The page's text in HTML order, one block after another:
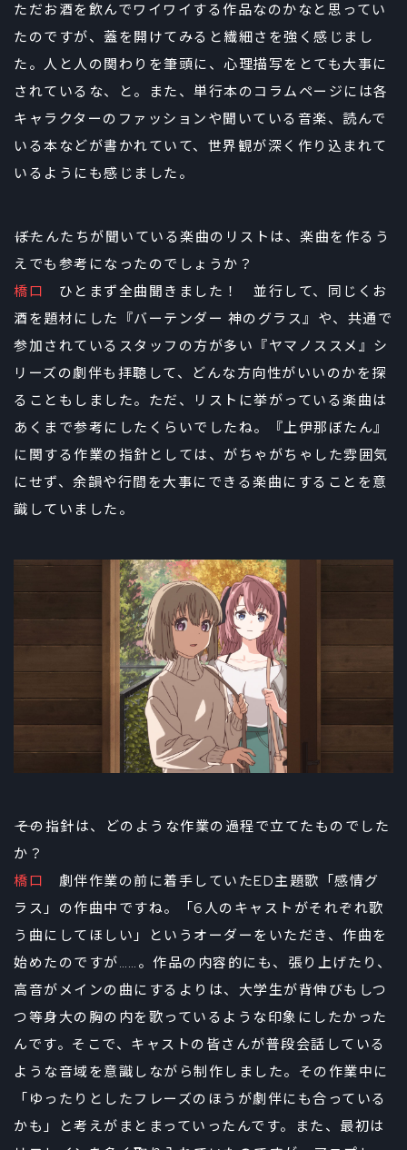
ただお酒を飲んでワイワイする作品なのかなと思ってい
たのですが、蓋を開けてみると繊細さを強く感じまし
た。人と人の関わりを筆頭に、心理描写をとても大事に
されているな、と。また、単行本のコラムページには各
キャラクターのファッションや聞いている音楽、読んで
いる本などが書かれていて、世界観が深く作り込まれて
いるようにも感じました。
――ぼたんたちが聞いている楽曲のリストは、楽曲を作るう
えでも参考になったのでしょうか？
橋口 ひとまず全曲聞きました！ 並行して、同じくお
酒を題材にした『バーテンダー 神のグラス』や、共通で
参加されているスタッフの方が多い『ヤマノススメ』シ
リーズの劇伴も拝聴して、どんな方向性がいいのかを探
ることもしました。ただ、リストに挙がっている楽曲は
あくまで参考にしたくらいでしたね。『上伊那ぼたん』
に関する作業の指針としては、がちゃがちゃした雰囲気
にせず、余韻や行間を大事にできる楽曲にすることを意
識していました。
――その指針は、どのような作業の過程で立てたものでした
か？
橋口 劇伴作業の前に着手していたED主題歌「感情グ
ラス」の作曲中ですね。「6人のキャストがそれぞれ歌
う曲にしてほしい」というオーダーをいただき、作曲を
始めたのですが……。作品の内容的にも、張り上げたり、
高音がメインの曲にするよりは、大学生が背伸びもしつ
つ等身大の胸の内を歌っているような印象にしたかった
んです。そこで、キャストの皆さんが普段会話している
ような音域を意識しながら制作しました。その作業中に
「ゆったりとしたフレーズのほうが劇伴にも合っている
かも」と考えがまとまっていったんです。また、最初は